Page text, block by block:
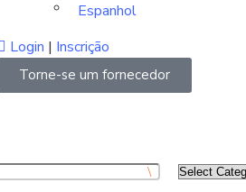
Espanhol
Login | Inscrição
Torne-se um fornecedor